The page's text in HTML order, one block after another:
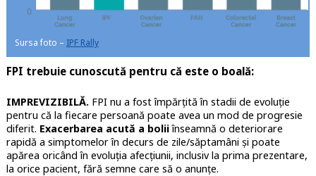
Sursa foto – IPF Rally
FPI trebuie cunoscută pentru că este o boală:
IMPREVIZIBILĂ.FPI nu a fost împărțită în stadii de evoluție
pentru că la fiecare persoană poate avea un mod de progresie
diferit. Exacerbarea acută a boliiînseamnă o deteriorare
rapidă a simptomelor în decurs de zile/săptamâni și poate
apărea oricând în evoluția afecțiunii, inclusiv la prima prezentare,
la orice pacient, fără semne care să o anunțe.